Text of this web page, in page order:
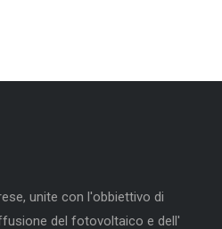
unite con l'obbiettivo di
del fotovoltaico e dell'